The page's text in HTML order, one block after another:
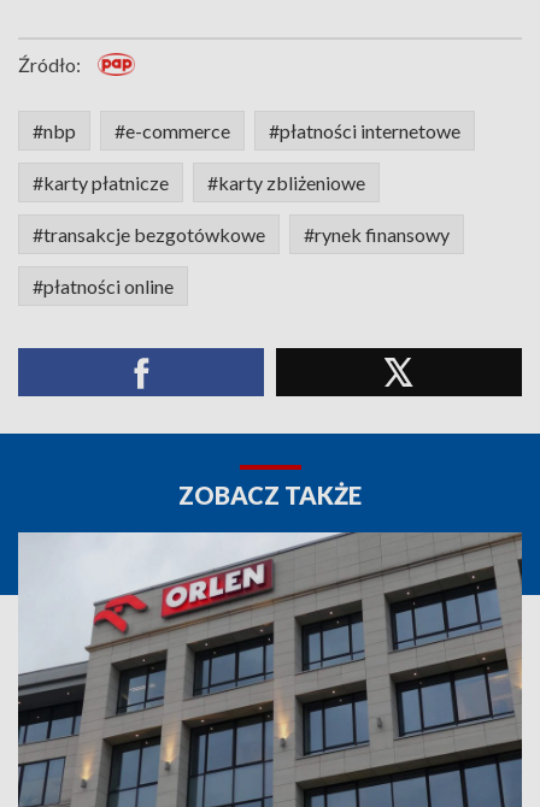
Źródło:
#nbp #e-commerce #płatności internetowe
#karty płatnicze #karty zbliżeniowe
#transakcje bezgotówkowe #rynek finansowy
#płatności online
ZOBACZ TAKŻE